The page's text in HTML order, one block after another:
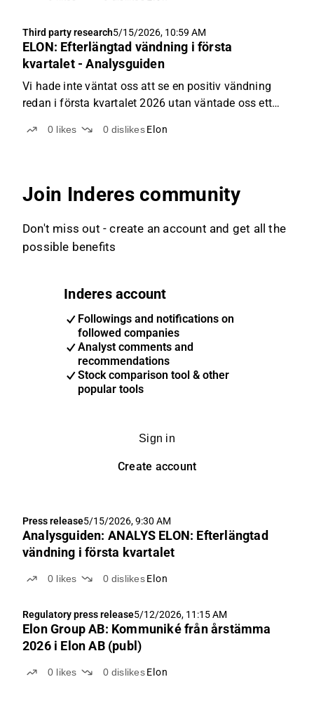
Third party research5/15/2026, 10:59 AM
ELON: Efterlängtad vändning i första
kvartalet - Analysguiden
Vi hade inte väntat oss att se en positiv vändning
redan i första kvartalet 2026 utan väntade oss ett
första kvartal. I linje med våra förväntningar
0 likes 0 dislikes Elon
Join Inderes community
Don't miss out - create an account and get all the
possible benefits
Inderes account
Followings and notifications on
followed companies
Analyst comments and
recommendations
Stock comparison tool & other
popular tools
Sign in
Create account
Press release5/15/2026, 9:30 AM
Analysguiden: ANALYS ELON: Efterlängtad
vändning i första kvartalet
0 likes 0 dislikes Elon
Regulatory press release5/12/2026, 11:15 AM
Elon Group AB: Kommuniké från årstämma
2026 i Elon AB (publ)
0 likes 0 dislikes Elon